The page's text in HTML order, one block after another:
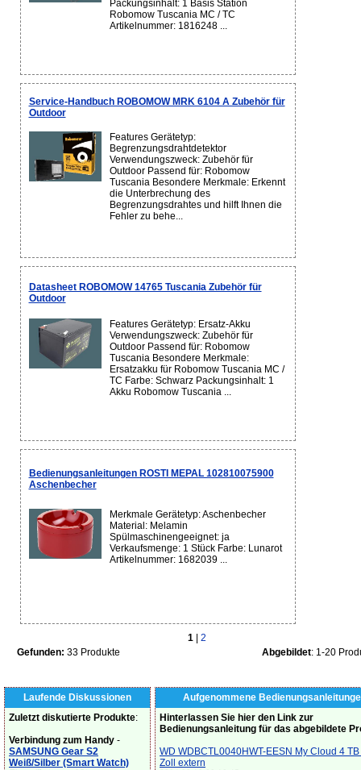
Packungsinhalt: 1 Basis Station
Robomow Tuscania MC / TC
Artikelnummer: 1816248 ...
Service-Handbuch ROBOMOW MRK 6104 A Zubehör für
Outdoor
Features Gerätetyp:
Begrenzungsdrahtdetektor
Verwendungszweck: Zubehör für
Outdoor Passend für: Robomow
Tuscania Besondere Merkmale: Erkennt
die Unterbrechung des
Begrenzungsdrahtes und hilft Ihnen die
Fehler zu behe...
Datasheet ROBOMOW 14765 Tuscania Zubehör für
Outdoor
Features Gerätetyp: Ersatz-Akku
Verwendungszweck: Zubehör für
Outdoor Passend für: Robomow
Tuscania Besondere Merkmale:
Ersatzakku für Robomow Tuscania MC /
TC Farbe: Schwarz Packungsinhalt: 1
Akku Robomow Tuscania ...
Bedienungsanleitungen ROSTI MEPAL 102810075900
Aschenbecher
Merkmale Gerätetyp: Aschenbecher
Material: Melamin
Spülmaschinengeeignet: ja
Verkaufsmenge: 1 Stück Farbe: Lunarot
Artikelnummer: 1682039 ...
1
2
Gefunden: 33 Produkte Abgebildet: 1-20
Laufende Diskussionen
Zuletzt diskutierte Produkte:
Verbindung zum Handy -
SAMSUNG Gear S2
Weiß/Silber (Smart Watch)
Aufgenommene
Hinterlassen Sie hier den Link zur
Bedienungsanleitung für das abgebildete
WD WDBCTL0040HWT-EESN My Cloud 4
Zoll extern